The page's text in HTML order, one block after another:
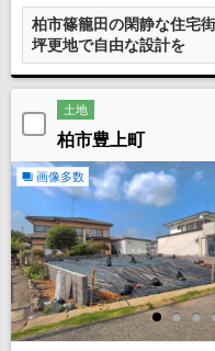
柏市篠籠田の閑静な住宅
坪更地で自由な設計を
土地
柏市豊上町
画像多数